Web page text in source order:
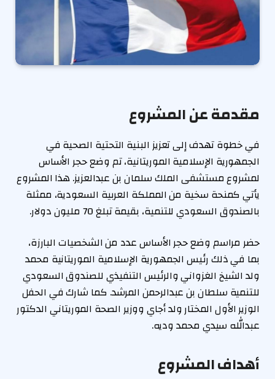
مقدمة عن المشروع
في خطوة تهدف إلى تعزيز البنية التحتية الصحية في
الجمهورية الإسلامية الموريتانية، تم وضع حجر الأساس
لمشروع مستشفى الملك سلمان بن عبدالعزيز. هذا المشروع
يأتي كمنحة سخية من المملكة العربية السعودية، ممثلة
بالصندوق السعودي للتنمية، بقيمة تبلغ 70 مليون دولار.
حضر مراسم وضع حجر الأساس عدد من الشخصيات البارزة،
بما في ذلك رئيس الجمهورية الإسلامية الموريتانية محمد
ولد الشيخ الغزواني والرئيس التنفيذي للصندوق السعودي
للتنمية سلطان بن عبدالرحمن المرشد. كما شارك في الحفل
الوزير الأول المختار ولد أجاي ووزير الصحة الموريتاني الدكتور
عبدالله سيدي محمد وديه.
أهداف المشروع